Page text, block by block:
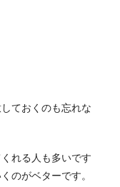
ておくのも忘れな
れる人も多いです
のがベターです。